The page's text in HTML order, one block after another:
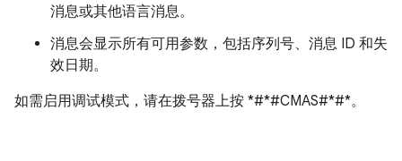
消息或其他语言消息。
消息会显示所有可用参数，包括序列号、消息 ID 和失
效日期。
如需启用调试模式，请在拨号器上按 *#*#CMAS#*#*。